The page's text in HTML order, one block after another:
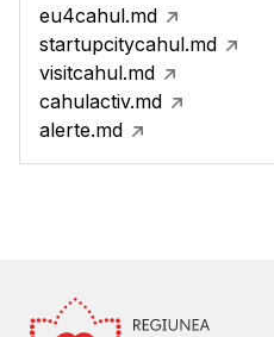
eu4cahul.md
startupcitycahul.md
visitcahul.md
cahulactiv.md
alerte.md